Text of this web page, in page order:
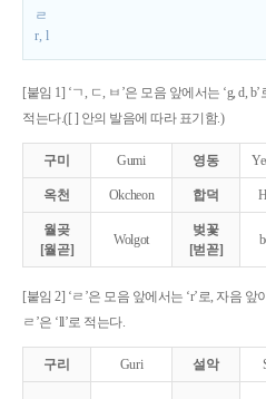
ㄹ
r, l
[붙임 1] ‘ㄱ, ㄷ, ㅂ’은 모음 앞에서는 ‘g, d,
적는다.([ ] 안의 발음에 따라 표기함.)
구미 Gumi 영동
옥천 Okcheon 합덕
월곶
[월곧]
Wolgot
벚꽃
[벋꼳]
[붙임 2] ‘ㄹ’은 모음 앞에서는 ‘r’로, 자음 앞
ㄹ’은 ‘ll’로 적는다.
구리 Guri 설악